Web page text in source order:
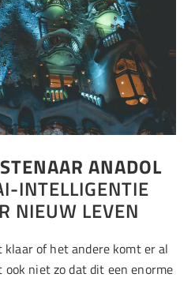
ANADOL
INTELLIGENTIE
NIEUW LEVEN
of het andere komt er al
ook niet zo dat dit een enorme